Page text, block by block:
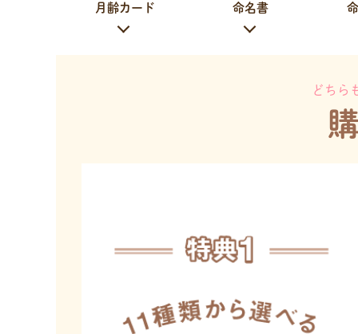
月齢カード 命名書
どちら